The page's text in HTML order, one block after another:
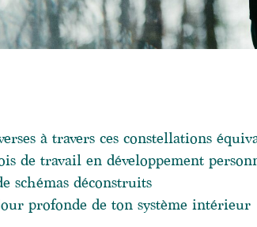
à travers ces constellations
de travail en développement
schémas déconstruits
profonde de ton système intérieur